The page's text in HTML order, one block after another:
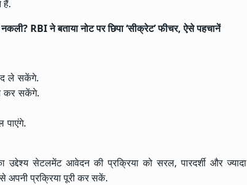
हैं.
RBI ने बताया नोट पर छिपा ‘सीक्रेट’ फीचर, ऐसे पहचानें
ले सकेंगे.
कर सकेंगे.
पाएंगे.
सेटलमेंट आवेदन की प्रक्रिया को सरल, पारदर्शी और ज्यादा
अपनी प्रक्रिया पूरी कर सकें.